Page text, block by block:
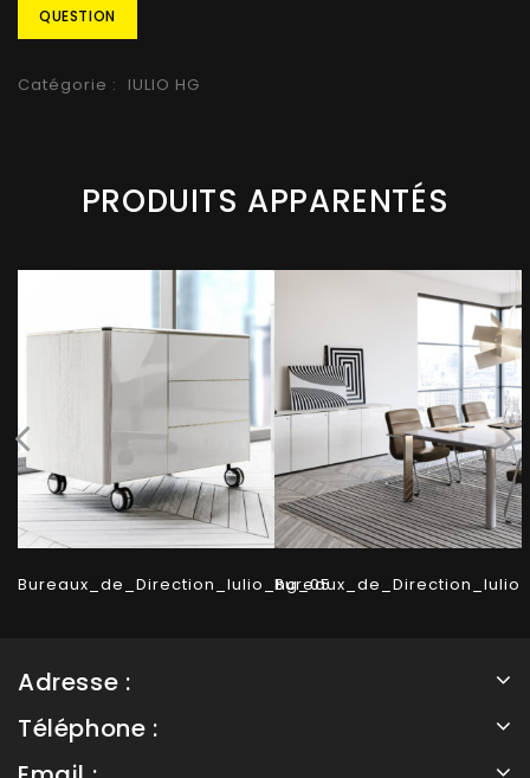
QUESTION
Catégorie : IULIO HG
PRODUITS APPARENTÉS
Bureaux_de_Direction_Iulio_hg_05
Adresse :
Téléphone :